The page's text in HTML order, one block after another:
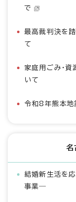
で
最高裁判決を
て
家庭用ごみ・
いて
令和8年熊本地
名
結婚新生活を
事業―